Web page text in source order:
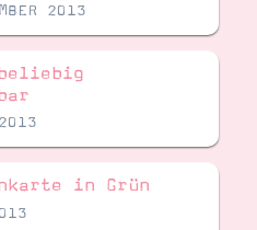
2013
in Grün